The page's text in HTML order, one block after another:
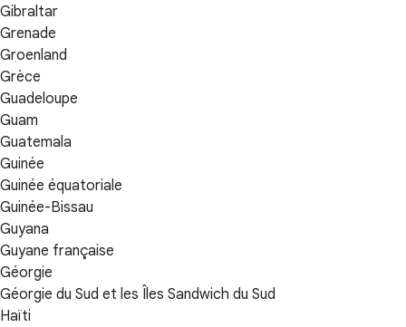
Gibraltar
Grenade
Groenland
Grèce
Guadeloupe
Guam
Guatemala
Guinée
Guinée équatoriale
Guinée-Bissau
Guyana
Guyane française
Géorgie
Géorgie du Sud et les Îles Sandwich du Sud
Haïti